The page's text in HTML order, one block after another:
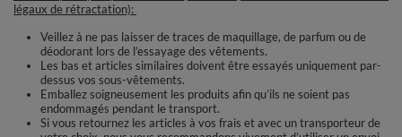
légaux de rétractation):
Veillez à ne pas laisser de traces de maquillage, de parfum ou de
déodorant lors de l’essayage des vêtements.
Les bas et articles similaires doivent être essayés uniquement par-
dessus vos sous-vêtements.
Emballez soigneusement les produits afin qu’ils ne soient pas
endommagés pendant le transport.
Si vous retournez les articles à vos frais et avec un transporteur de